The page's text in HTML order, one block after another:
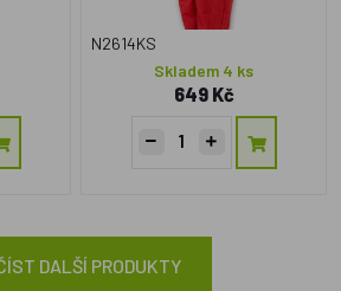
N2614KS
Skladem 4 ks
649 Kč
DALŠÍ PRODUKTY